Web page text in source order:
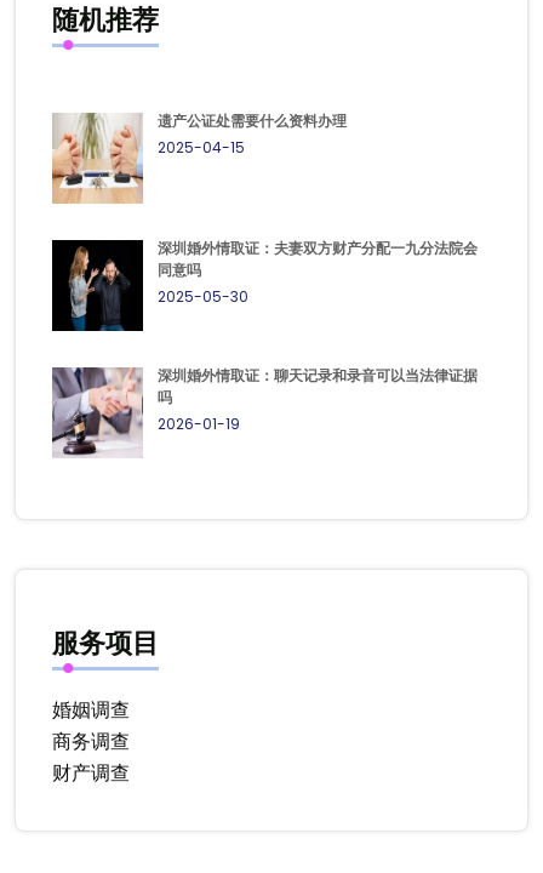
随机推荐
遗产公证处需要什么资料办理
2025-04-15
深圳婚外情取证：夫妻双方财产分配一九分法院会
同意吗
2025-05-30
深圳婚外情取证：聊天记录和录音可以当法律证据
吗
2026-01-19
服务项目
婚姻调查
商务调查
财产调查